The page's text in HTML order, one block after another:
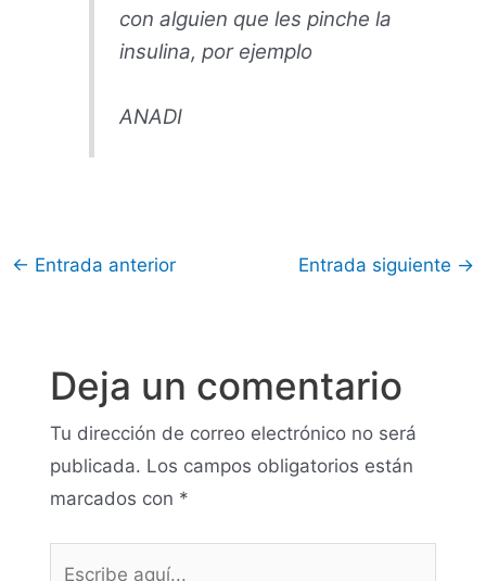
con alguien que les pinche la
insulina, por ejemplo
ANADI
← Entrada anterior Entrada siguiente →
Deja un comentario
Tu dirección de correo electrónico no será
publicada. Los campos obligatorios están
marcados con *